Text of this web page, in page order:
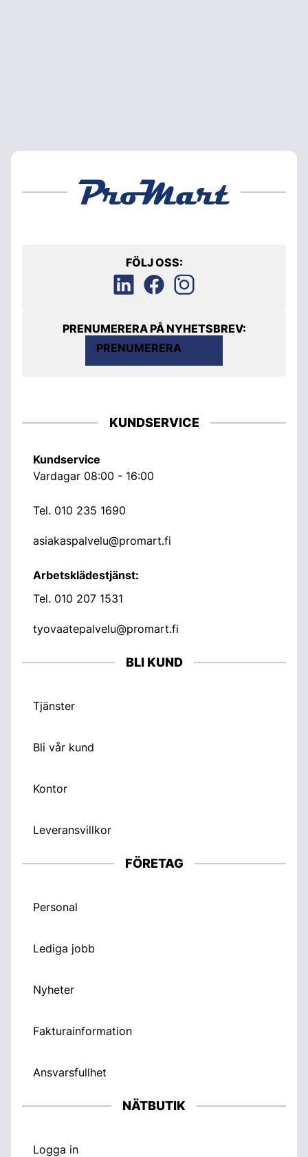
FÖLJ OSS:
PRENUMERERA PÅ NYHETSBREV:
PRENUMERERA
KUNDSERVICE
Kundservice
Vardagar 08:00 - 16:00
Tel. 010 235 1690
asiakaspalvelu@promart.fi
Arbetsklädestjänst:
Tel. 010 207 1531
tyovaatepalvelu@promart.fi
BLI KUND
Tjänster
Bli vår kund
Kontor
Leveransvillkor
FÖRETAG
Personal
Lediga jobb
Nyheter
Fakturainformation
Ansvarsfullhet
NÄTBUTIK
Logga in